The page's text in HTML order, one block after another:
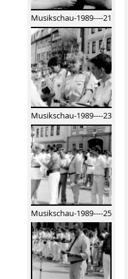
Musikschau-1989----21
Musikschau-1989----23
Musikschau-1989----25